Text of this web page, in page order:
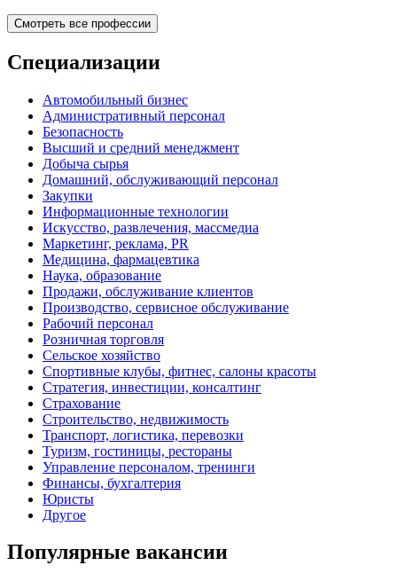
Смотреть все профессии
Специализации
Автомобильный бизнес
Административный персонал
Безопасность
Высший и средний менеджмент
Добыча сырья
Домашний, обслуживающий персонал
Закупки
Информационные технологии
Искусство, развлечения, массмедиа
Маркетинг, реклама, PR
Медицина, фармацевтика
Наука, образование
Продажи, обслуживание клиентов
Производство, сервисное обслуживание
Рабочий персонал
Розничная торговля
Сельское хозяйство
Спортивные клубы, фитнес, салоны красоты
Стратегия, инвестиции, консалтинг
Страхование
Строительство, недвижимость
Транспорт, логистика, перевозки
Туризм, гостиницы, рестораны
Управление персоналом, тренинги
Финансы, бухгалтерия
Юристы
Другое
Популярные вакансии